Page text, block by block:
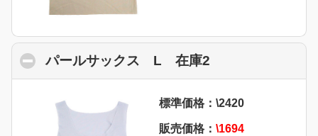
パールサックス L 在庫2
標準価格：\2420
販売価格： \1694